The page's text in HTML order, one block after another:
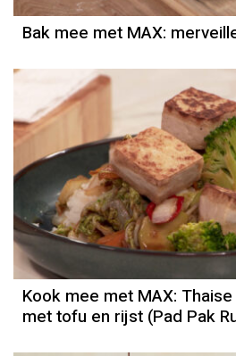
Bak mee met MAX:
Kook mee met MAX:
met tofu en rijst (Pad Pak